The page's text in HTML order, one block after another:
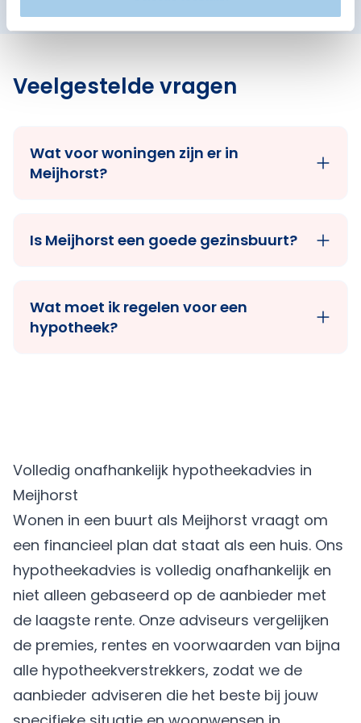
Veelgestelde vragen
Wat voor woningen zijn er in
Meijhorst?
Is Meijhorst een goede gezinsbuurt?
Wat moet ik regelen voor een
hypotheek?
Volledig onafhankelijk hypotheekadvies in
Meijhorst
Wonen in een buurt als Meijhorst vraagt om
een financieel plan dat staat als een huis. Ons
hypotheekadvies is volledig onafhankelijk en
niet alleen gebaseerd op de aanbieder met
de laagste rente. Onze adviseurs vergelijken
de premies, rentes en voorwaarden van bijna
alle hypotheekverstrekkers, zodat we de
aanbieder adviseren die het beste bij jouw